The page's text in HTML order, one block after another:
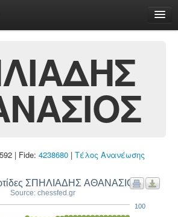
| Fide: 4238680 | Τέλος Ανανέωσης
ΣΠΗΛΙΑΔΗΣ ΑΘΑΝΑΣΙΟΣ
Source: chessfed.gr
100